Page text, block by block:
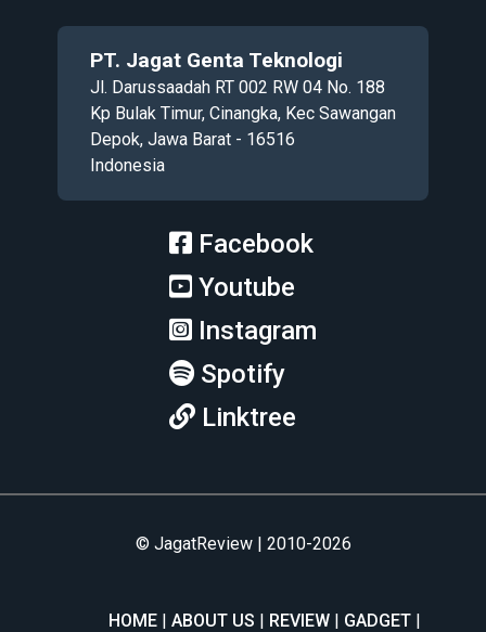
PT. Jagat Genta Teknologi
Jl. Darussaadah RT 002 RW 04 No. 188
Kp Bulak Timur, Cinangka, Kec Sawangan
Depok, Jawa Barat - 16516
Indonesia
Facebook
Youtube
Instagram
Spotify
Linktree
© JagatReview | 2010-2026
HOME ABOUT US REVIEW
GADGET